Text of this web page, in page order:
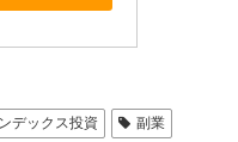
デックス投資 副業